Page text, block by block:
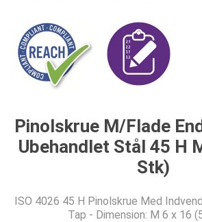
Pinolskrue M/Flade
Ubehandlet Stål 45 H
Stk)
ISO 4026 45 H Pinolskrue Med
Tap - Dimension: M 6 x 16